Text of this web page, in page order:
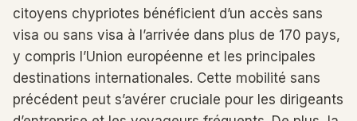
citoyens chypriotes bénéficient d’un accès sans
visa ou sans visa à l’arrivée dans plus de 170 pays,
y compris l’Union européenne et les principales
destinations internationales. Cette mobilité sans
précédent peut s’avérer cruciale pour les dirigeants